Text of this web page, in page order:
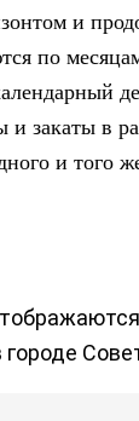
и
по
и закаты в
и того